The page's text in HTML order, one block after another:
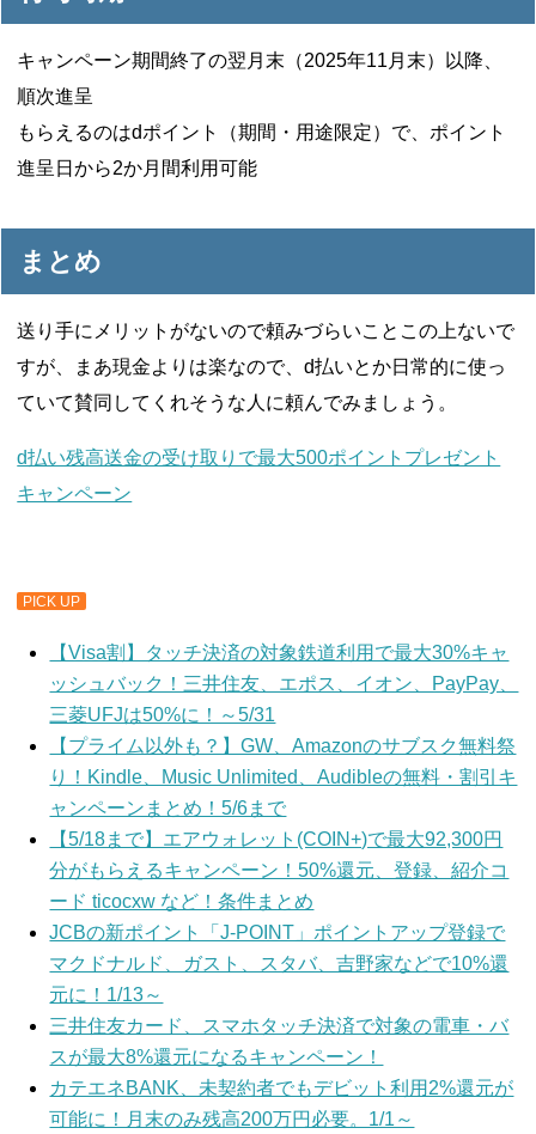
キャンペーン期間終了の翌月末（2025年11月末）以降、
順次進呈
もらえるのはdポイント（期間・用途限定）で、ポイント
進呈日から2か月間利用可能
まとめ
送り手にメリットがないので頼みづらいことこの上ないで
すが、まあ現金よりは楽なので、d払いとか日常的に使っ
ていて賛同してくれそうな人に頼んでみましょう。
d払い残高送金の受け取りで最大500ポイントプレゼント
キャンペーン
PICK UP
【Visa割】タッチ決済の対象鉄道利用で最大30%キャ
ッシュバック！三井住友、エポス、イオン、PayPay、
三菱UFJは50%に！～5/31
【プライム以外も？】GW、Amazonのサブスク無料祭
り！Kindle、Music Unlimited、Audibleの無料・割引キ
ャンペーンまとめ！5/6まで
【5/18まで】エアウォレット(COIN+)で最大92,300円
分がもらえるキャンペーン！50%還元、登録、紹介コ
ード ticocxw など！条件まとめ
JCBの新ポイント「J-POINT」ポイントアップ登録で
マクドナルド、ガスト、スタバ、吉野家などで10%還
元に！1/13～
三井住友カード、スマホタッチ決済で対象の電車・バ
スが最大8%還元になるキャンペーン！
カテエネBANK、未契約者でもデビット利用2%還元が
可能に！月末のみ残高200万円必要。1/1～